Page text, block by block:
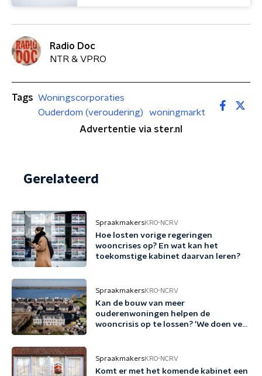
Radio Doc
NTR & VPRO
Tags Woningscorporaties
Ouderdom (veroudering)
woningmarkt
Advertentie via ster.nl
Gerelateerd
SpraakmakersKRO-NCRV
Hoe losten vorige regeringen
wooncrises op? En wat kan het
toekomstige kabinet daarvan leren?
SpraakmakersKRO-NCRV
Kan de bouw van meer
ouderenwoningen helpen de
wooncrisis op te lossen? 'We doen veel
SpraakmakersKRO-NCRV
Komt er met het komende kabinet een